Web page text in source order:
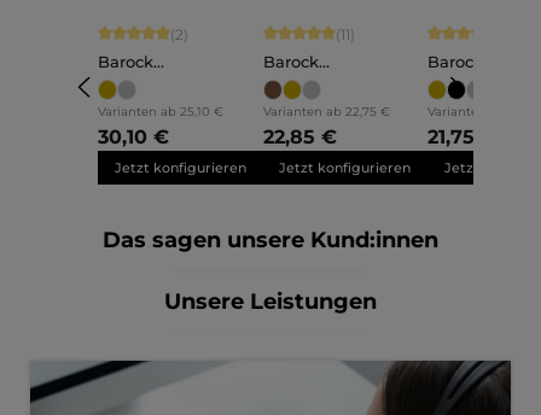
Durchschnittliche Bewertung von 5 von 5 Sternen
(2)
Barock
Bilderrahmen Holz
Anna
Varianten ab 25,10 €
30,10 €
Jetzt konfigurieren
Durchschnittliche Bewertung von 5
(11)
Barock
Bilderrahmen Holz
Olivia
Varianten ab 22,75 €
22,85 €
Jetzt konfigurieren
Barock
Lilly
Varianten ab
21,75 €
Jetzt
Das sagen unsere Kund:innen
Unsere Leistungen